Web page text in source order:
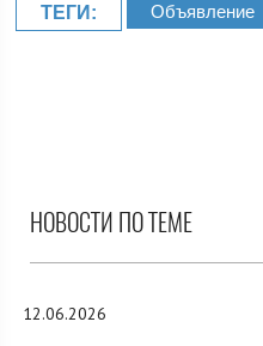
ТЕГИ: Объявление
НОВОСТИ ПО ТЕМЕ
12.06.2026